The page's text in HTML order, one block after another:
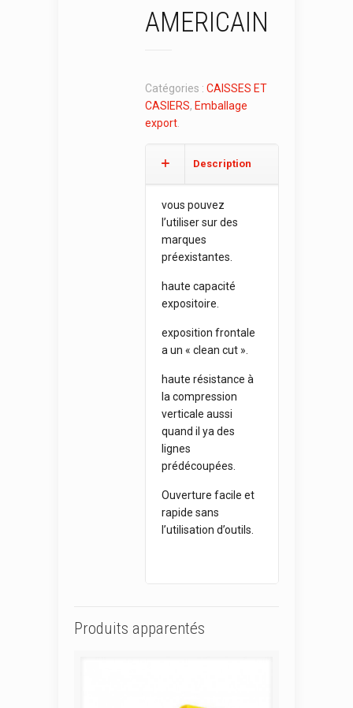
AMERICAIN
Catégories : CAISSES ET
CASIERS, Emballage
export
Description
vous pouvez
l’utiliser sur des
marques
préexistantes.
haute capacité
expositoire.
exposition frontale
a un « clean cut ».
haute résistance à
la compression
verticale aussi
quand il ya des
lignes
prédécoupées.
Ouverture facile et
rapide sans
l’utilisation d’outils.
Produits apparentés